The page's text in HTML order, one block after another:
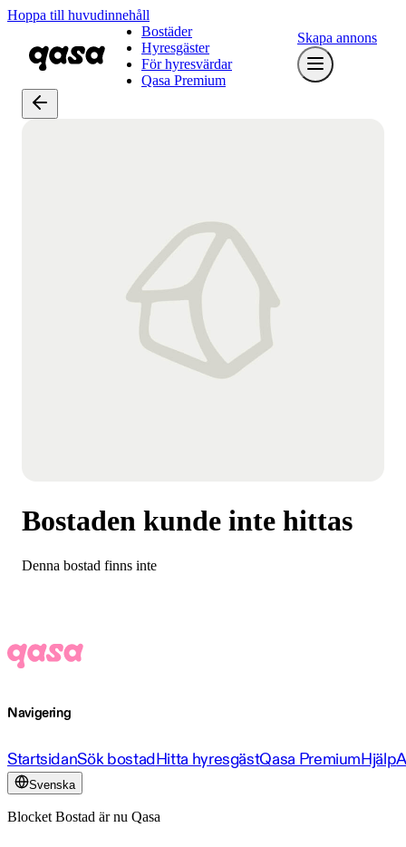
Hoppa till huvudinnehåll
Bostäder
Hyresgäster
För hyresvärdar
Qasa Premium
Skapa annons
Bostaden kunde inte hittas
Denna bostad finns inte
Navigering
StartsidanSök bostadHitta hyresgästQasa PremiumHjälp
Svenska
Blocket Bostad är nu Qasa